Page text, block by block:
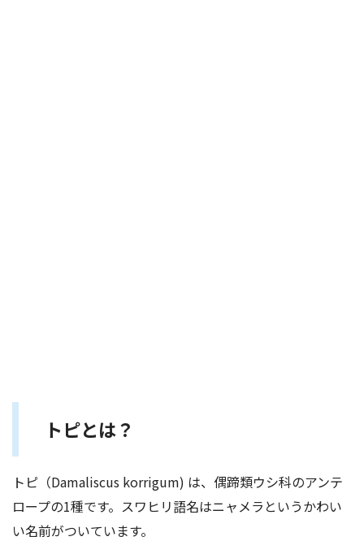
トピとは？
トピ（Damaliscus korrigum) は、偶蹄類ウシ科のアンテ
ロープの1種です。スワヒリ語名はニャメラというかわい
い名前がついています。